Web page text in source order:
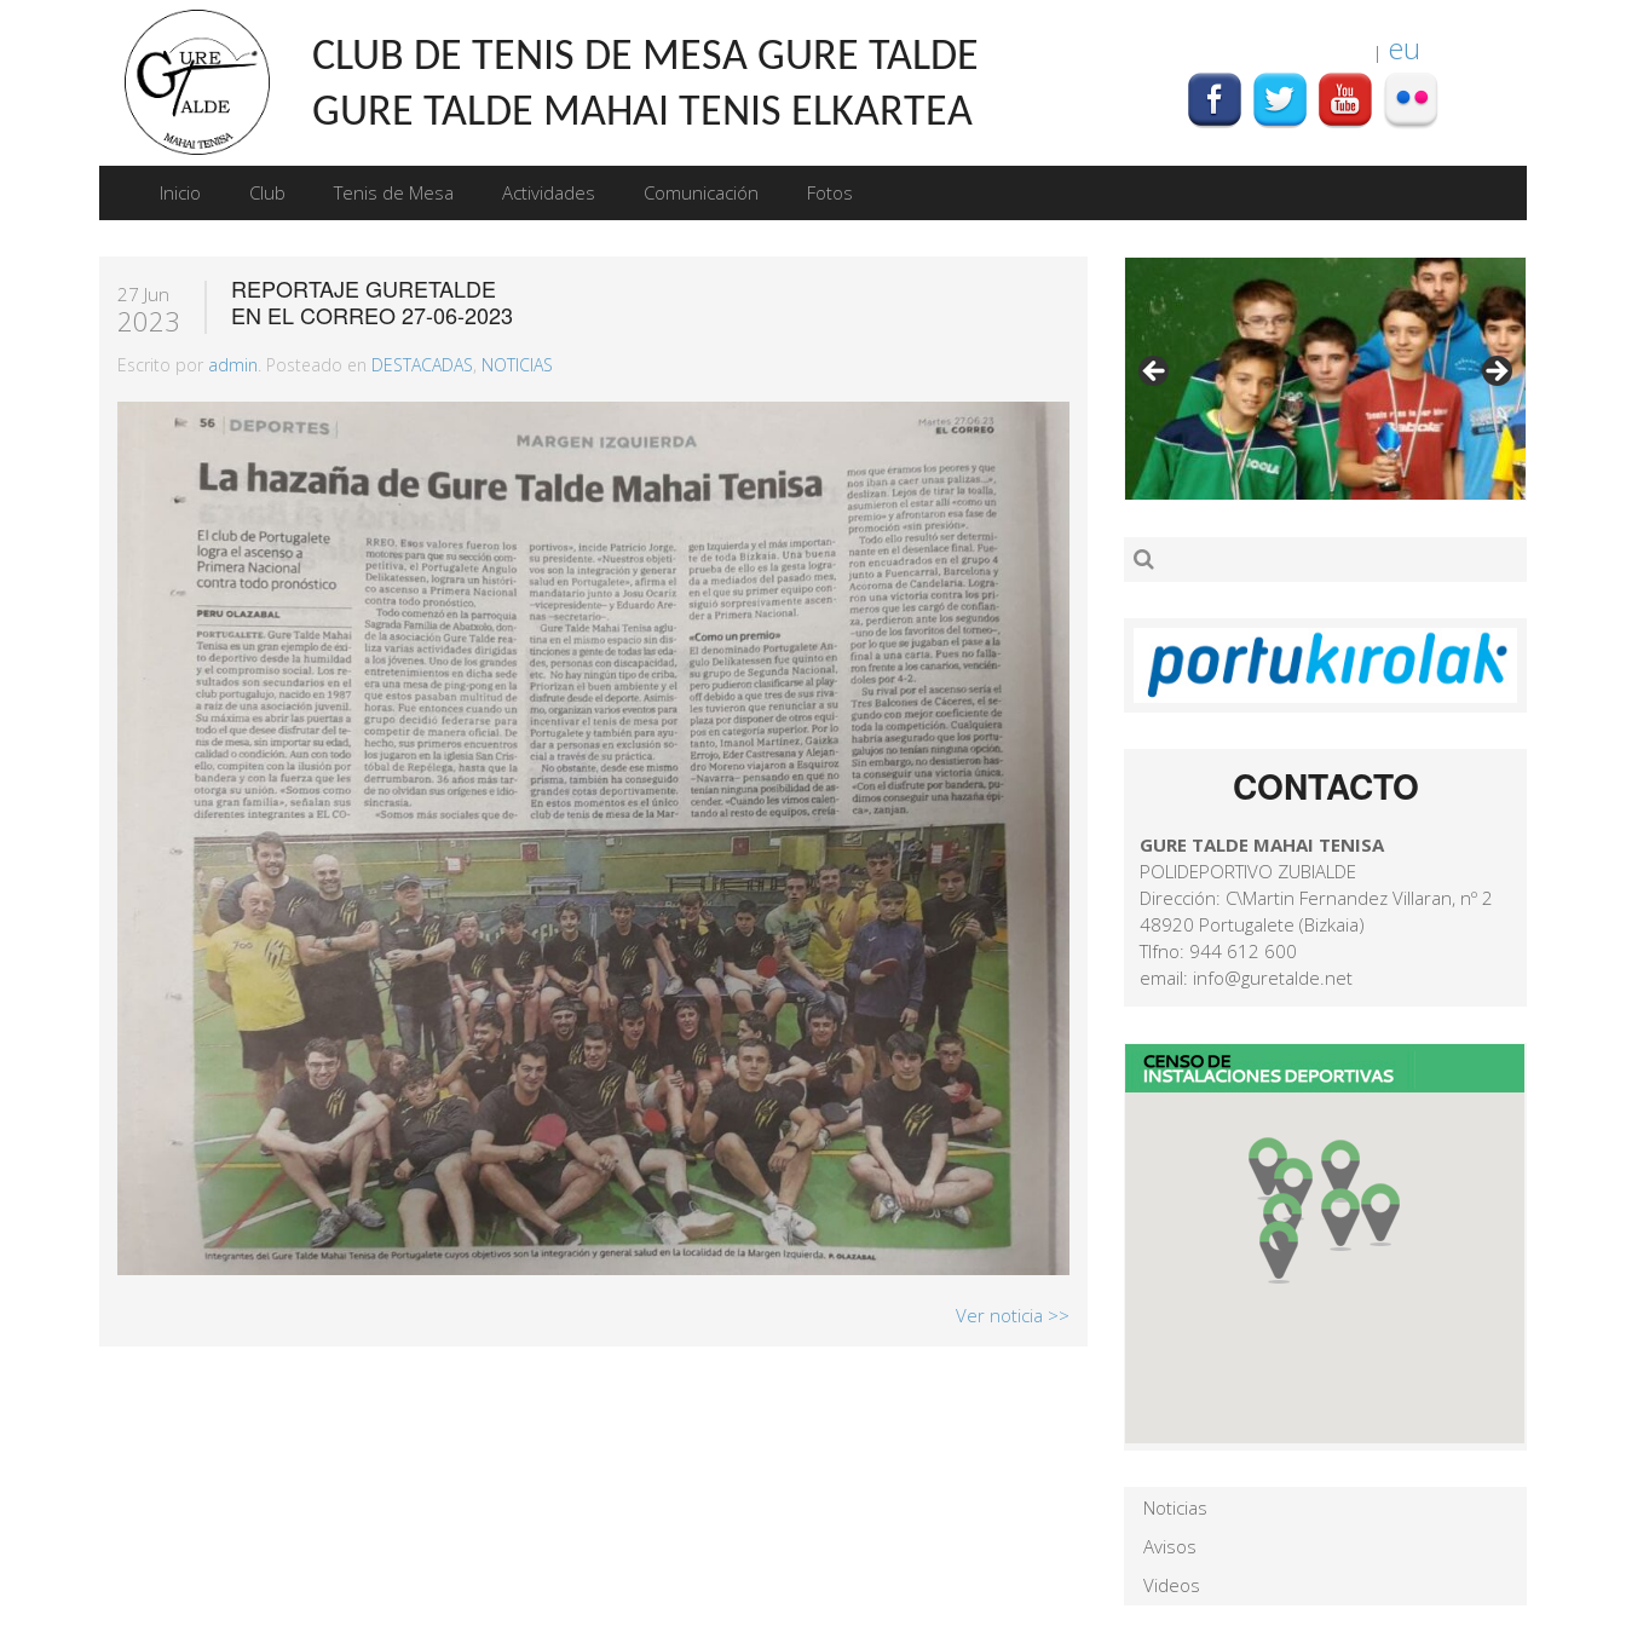
| eu
CLUB DE TENIS DE MESA GURE TALDE
GURE TALDE MAHAI TENIS ELKARTEA
Inicio Club Tenis de Mesa Actividades Comunicación Fotos
27 Jun
2023
REPORTAJE GURETALDE
EN EL CORREO 27-06-2023
Escrito por admin. Posteado en DESTACADAS, NOTICIAS
Ver noticia >>
CONTACTO
GURE TALDE MAHAI TENISA
POLIDEPORTIVO ZUBIALDE
Dirección: C\Martin Fernandez Villaran, nº 2
48920 Portugalete (Bizkaia)
Tlfno: 944 612 600
email: info@guretalde.net
Noticias
Avisos
Videos